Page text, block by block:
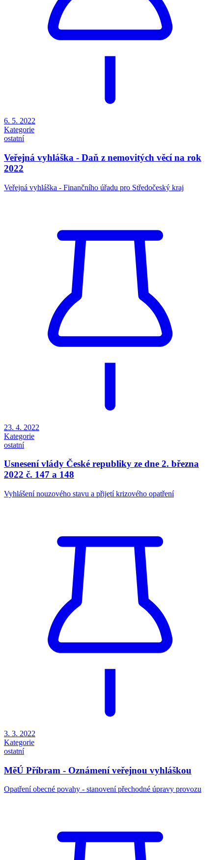
6. 5. 2022
Kategorie
ostatní
Veřejná vyhláška - Daň z nemovitých věcí na rok
2022
Veřejná vyhláška - Finančního úřadu pro Středočeský kraj
23. 4. 2022
Kategorie
ostatní
Usnesení vlády České republiky ze dne 2. března
2022 č. 147 a 148
Vyhlášení nouzového stavu a přijetí krizového opatření
3. 3. 2022
Kategorie
ostatní
MěÚ Příbram - Oznámení veřejnou vyhláškou
Opatření obecné povahy - stanovení přechodné úpravy provozu